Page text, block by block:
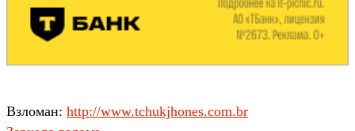
Взломан: http://www.tchukjhones.com.br